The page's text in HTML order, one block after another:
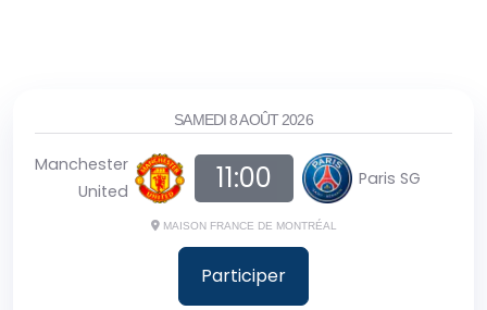
SAMEDI 8 AOÛT 2026
Manchester
United
11:00 Paris SG
MAISON FRANCE DE MONTRÉAL
Participer